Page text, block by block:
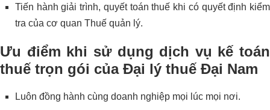
Tiến hành giải trình, quyết toán thuế khi có quyết định kiểm
tra của cơ quan Thuế quản lý.
Ưu điểm khi sử dụng dịch vụ kế toán
thuế trọn gói của Đại lý thuế Đại Nam
Luôn đồng hành cùng doanh nghiệp mọi lúc mọi nơi.